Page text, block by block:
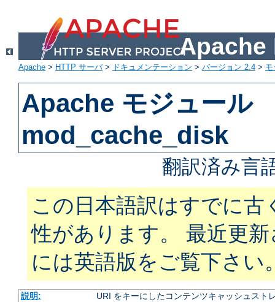
Apache
Apache > HTTP サーバ> ドキュメンテーション > バージョン 2.4 >
Apache モジュール
mod_cache_disk
翻訳済み言
この日本語訳はすでに古
性があります。 最近更
には英語版をご覧下さい
説明:
URI をキーにしたコンテンツキャッシュスト